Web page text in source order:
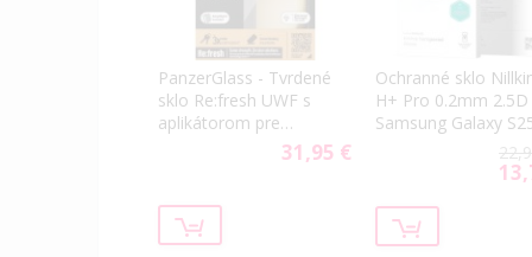
PanzerGlass - Tvrdené
sklo Re:fresh UWF s
aplikátorom pre
Samsung Galaxy S24
5G S921/S25 5G S931,
31,95 €
Ochranné sklo
H+ Pro 0.2mm 2.5D
Samsung Galaxy